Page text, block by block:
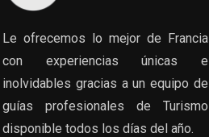
Le ofrecemos lo mejor de Francia
con experiencias únicas e
inolvidables gracias a un equipo de
guías profesionales de Turismo
disponible todos los días del año.